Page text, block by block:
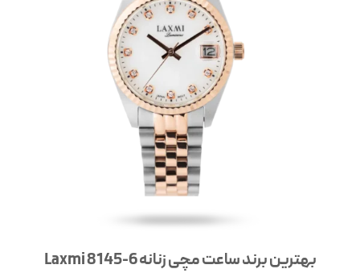
بهترین برند ساعت مچی زنانه Laxmi 8145-6